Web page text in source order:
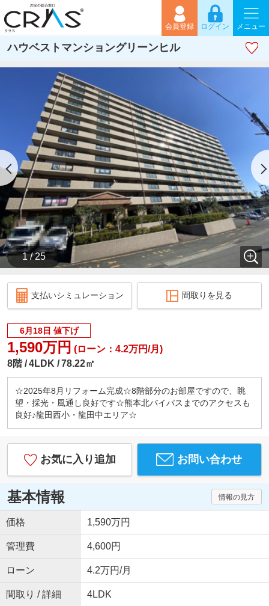
会員登録 ログイン メニュー
ハウベストマンショングリーンヒル
1 / 25
支払いシミュレーション 間取りを見る
6月18日 値下げ
1,590万円 (ローン：4.2万円/月)
8階 4LDK 78.22㎡
☆2025年8月リフォーム完成☆8階部分のお部屋ですので、眺
望・採光・風通し良好です☆熊本北バイパスまでのアクセスも
良好♪龍田西小・龍田中エリア☆
お気に入り追加 お問い合わせ
基本情報 情報の見方
価格 1,590万円
管理費 4,600円
ローン 4.2万円/月
間取り / 詳細 4LDK